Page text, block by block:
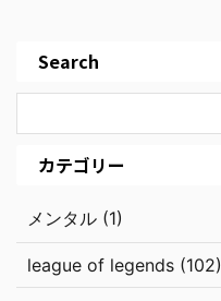
Search
カテゴリー
メンタル (1)
league of legends (102)